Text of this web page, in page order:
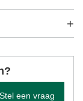
Stel een vraag